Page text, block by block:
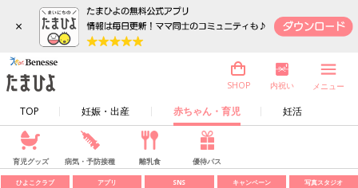
×
TOP 妊娠・出産 赤ちゃん・育児 妊活
SHOP 内祝い メニュー
育児グッズ 病気・予防接種 離乳食 優待パス
ひよこクラブ アプリ SNS キャンペーン 写真スタジオ